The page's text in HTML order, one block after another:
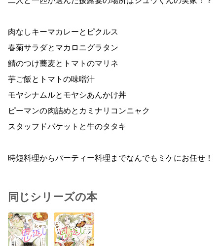
肉なしキーマカレーとピクルス
春菊サラダとマカロニグラタン
鯖のつけ蕎麦とトマトのマリネ
芋ご飯とトマトの味噌汁
モヤシナムルとモヤシあんかけ丼
ピーマンの肉詰めとカミナリコンニャク
スタッフドバケットと牛のタタキ
時短料理からパーティー料理までなんでもミケにお任せ！
同じシリーズの本